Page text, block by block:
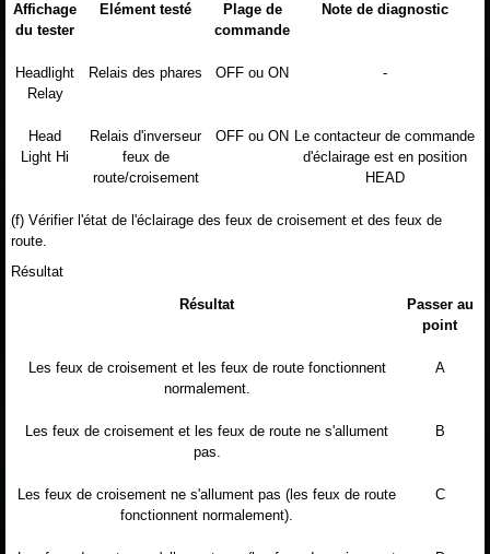
Affichage
du tester
Elément testé
Plage de
commande
Note de diagnostic
Headlight
Relay
Relais des phares OFF ou ON -
Head
Light Hi
Relais d'inverseur
feux de
route/croisement
OFF ou ON Le contacteur de commande
d'éclairage est en position
HEAD
(f) Vérifier l'état de l'éclairage des feux de croisement et des feux de
route.
Résultat
Résultat
Passer au
point
Les feux de croisement et les feux de route fonctionnent
normalement.
A
Les feux de croisement et les feux de route ne s'allument
pas.
B
Les feux de croisement ne s'allument pas (les feux de route
fonctionnent normalement).
C